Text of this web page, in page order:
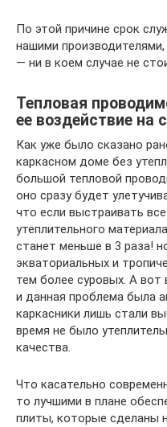
По этой причине срок
нашими
— ни в коем случае не
Тепловая
ее воздействие на
Как уже было сказано
каркасном доме без
большой тепловой
оно сразу будет
что если выстраивать
утеплительного
станет меньше в 3 раза!
экваториальных и
тем более суровых. А вот
и данная проблема была
каркасники лишь стали
время не было
качества.
Что касательно
то лучшими в плане
плиты, которые сделаны